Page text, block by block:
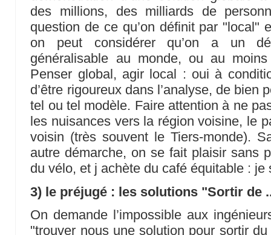
des millions, des milliards de
question de ce qu’on définit par "local"
on peut considérer qu’on a un
généralisable au monde, ou au
Penser global, agir local : oui à
d’être rigoureux dans l’analyse, de bien
tel ou tel modèle. Faire attention à ne
les nuisances vers la région voisine, le
voisin (très souvent le Tiers-monde).
autre démarche, on se fait plaisir sans
du vélo, et j achète du café équitable : je
3) le préjugé : les solutions "Sortir de
On demande l’impossible aux
"trouver nous une solution pour sortir